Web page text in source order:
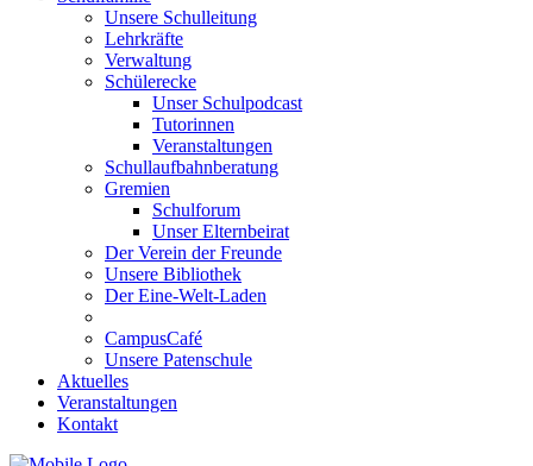
Unsere Schulleitung
Lehrkräfte
Verwaltung
Schülerecke
Unser Schulpodcast
Tutorinnen
Veranstaltungen
Schullaufbahnberatung
Gremien
Schulforum
Unser Elternbeirat
Der Verein der Freunde
Unsere Bibliothek
Der Eine-Welt-Laden
CampusCafé
Unsere Patenschule
Aktuelles
Veranstaltungen
Kontakt